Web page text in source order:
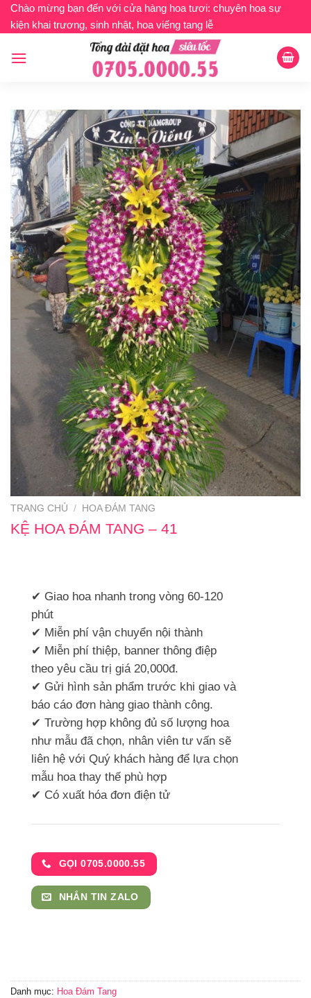
Bỏ
qua
dung
Chào mừng bạn đến với cửa hàng hoa tươi: chuyên hoa sự
kiện khai trương, sinh nhật, hoa viếng tang lễ
TRANG CHỦ / HOA ĐÁM TANG
KỆ HOA ĐÁM TANG – 41
✔ Giao hoa nhanh trong vòng 60-120
phút
✔ Miễn phí vận chuyển nội thành
✔ Miễn phí thiệp, banner thông điệp
theo yêu cầu trị giá 20,000đ.
✔ Gửi hình sản phẩm trước khi giao và
báo cáo đơn hàng giao thành công.
✔ Trường hợp không đủ số lượng hoa
như mẫu đã chọn, nhân viên tư vấn sẽ
liên hệ với Quý khách hàng để lựa chọn
mẫu hoa thay thế phù hợp
✔ Có xuất hóa đơn điện tử
GỌI 0705.0000.55
NHẮN TIN ZALO
Danh mục: Hoa Đám Tang